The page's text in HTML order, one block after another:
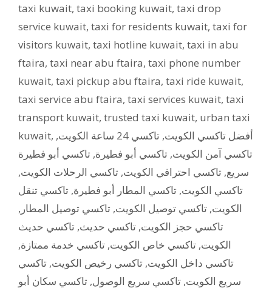
taxi kuwait, taxi booking kuwait, taxi drop
service kuwait, taxi for residents kuwait, taxi for
visitors kuwait, taxi hotline kuwait, taxi in abu
ftaira, taxi near abu ftaira, taxi phone number
kuwait, taxi pickup abu ftaira, taxi ride kuwait,
taxi service abu ftaira, taxi services kuwait, taxi
transport kuwait, trusted taxi kuwait, urban taxi
kuwait, أفضل تاكسي الكويت, تاكسي 24 ساعة الكويت
,
تاكسي آمن الكويت, تاكسي أبو فطيرة, تاكسي أبو فطيرة
سريع, تاكسي احترافي الكويت, تاكسي الرحلات الكويت,
تاكسي الكويت, تاكسي المطار أبو فطيرة, تاكسي تنقل
الكويت, تاكسي توصيل الكويت, تاكسي توصيل المطار ,
تاكسي حجز الكويت, تاكسي حديث, تاكسي حديث
الكويت, تاكسي خاص الكويت, تاكسي خدمة ممتازة,
تاكسي داخل الكويت, تاكسي رخيص الكويت, تاكسي
سريع الكويت, تاكسي سريع الوصول, تاكسي سكان أبو